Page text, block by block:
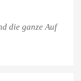
die ganze Auf